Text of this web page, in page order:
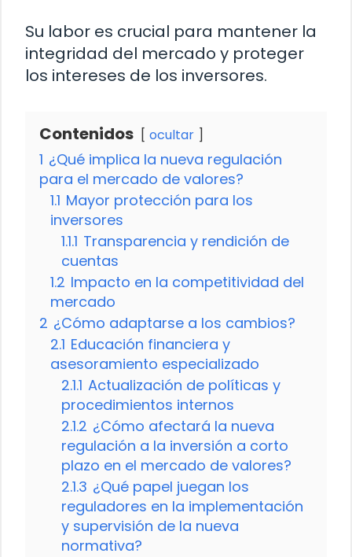
Su labor es crucial para mantener la
integridad del mercado y proteger
los intereses de los inversores.
Contenidos ocultar
1 ¿Qué implica la nueva regulación
para el mercado de valores?
1.1 Mayor protección para los
inversores
1.1.1 Transparencia y rendición de
cuentas
1.2 Impacto en la competitividad del
mercado
2 ¿Cómo adaptarse a los cambios?
2.1 Educación financiera y
asesoramiento especializado
2.1.1 Actualización de políticas y
procedimientos internos
2.1.2 ¿Cómo afectará la nueva
regulación a la inversión a corto
plazo en el mercado de valores?
2.1.3 ¿Qué papel juegan los
reguladores en la implementación
y supervisión de la nueva
normativa?